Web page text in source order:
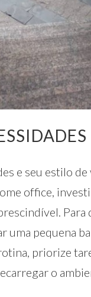
e seu estilo
office,
uma pequena
priorize
o